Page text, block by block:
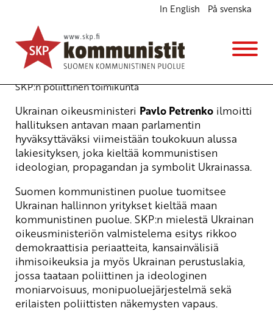
In English På svenska
Poliittisten näkemysten vapaus Ukrainassa
turvattava
Ajankohtaista
8.4.2015 - 15:15
SKP:n poliittinen toimikunta
Ukrainan oikeusministeri Pavlo Petrenko ilmoitti
hallituksen antavan maan parlamentin
hyväksyttäväksi viimeistään toukokuun alussa
lakiesityksen, joka kieltää kommunistisen
ideologian, propagandan ja symbolit Ukrainassa.
Suomen kommunistinen puolue tuomitsee
Ukrainan hallinnon yritykset kieltää maan
kommunistinen puolue. SKP:n mielestä Ukrainan
oikeusministeriön valmistelema esitys rikkoo
demokraattisia periaatteita, kansainvälisiä
ihmisoikeuksia ja myös Ukrainan perustuslakia,
jossa taataan poliittinen ja ideologinen
moniarvoisuus, monipuoluejärjestelmä sekä
erilaisten poliittisten näkemysten vapaus.